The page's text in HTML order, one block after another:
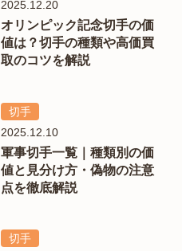
2025.12.20
オリンピック記念切手の価
値は？切手の種類や高価買
取のコツを解説
切手
2025.12.10
軍事切手一覧｜種類別の価
値と見分け方・偽物の注意
点を徹底解説
切手